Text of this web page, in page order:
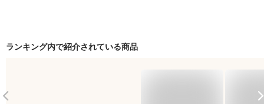
ランキング内で紹介されている商品